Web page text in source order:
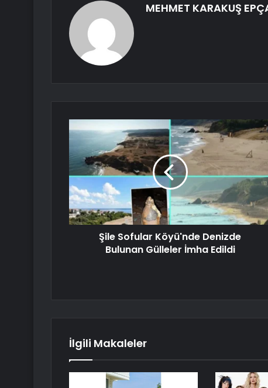
MEHMET KARAKUŞ
Şile Sofular Köyü'nde Denizde
Bulunan Gülleler İmha Edildi
İlgili Makaleler